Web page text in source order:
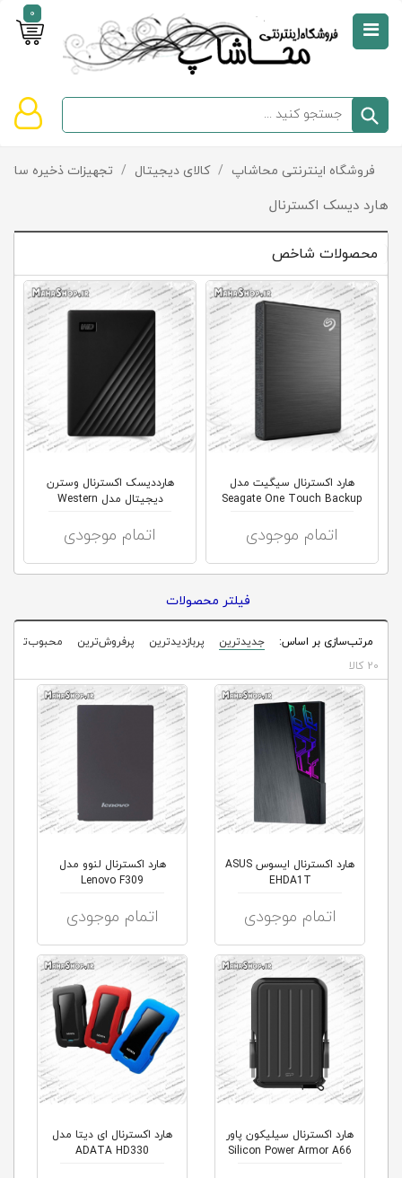
0
صفحه
دسته‌بندی
و
پیشنهادها
تماس
کلاب
محاشاپ
سبد
خالی
فروشگاه اینترنتی محاشاپ / کالای دیجیتال / تجهیزات ذخیره
هارد دیسک اکسترنال
محصولات شاخص
هارد اکسترنال سیگیت مدل
Seagate One Touch Backup
اتمام موجودی
هارددیسک اکسترنال وسترن
دیجیتال مدل Western
اتمام موجودی
فیلتر محصولات
مرتب‌سازی بر اساس: جدیدترین پربازدیدترین پرفروش‌ترین
محبوب‌ترین
20 کالا
هارد اکسترنال ایسوس ASUS
EHDA1T
اتمام موجودی
هارد اکسترنال لنوو مدل
Lenovo F309
اتمام موجودی
هارد اکسترنال سیلیکون پاور
Silicon Power Armor A66
هارد اکسترنال ای دیتا مدل
ADATA HD330